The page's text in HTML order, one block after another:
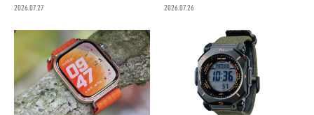
2026.07.27 2026.07.26